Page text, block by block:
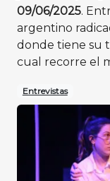
09/06/2025.
argentino
donde tiene su
cual recorre el
Entrevistas